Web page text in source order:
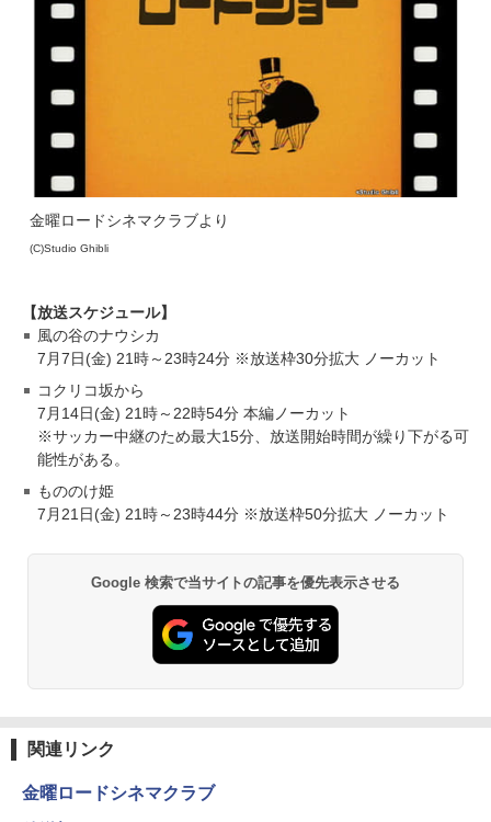
金曜ロードシネマクラブより
(C)Studio Ghibli
【放送スケジュール】
風の谷のナウシカ
7月7日(金) 21時～23時24分 ※放送枠30分拡大 ノーカット
コクリコ坂から
7月14日(金) 21時～22時54分 本編ノーカット
※サッカー中継のため最大15分、放送開始時間が繰り下がる可
能性がある。
もののけ姫
7月21日(金) 21時～23時44分 ※放送枠50分拡大 ノーカット
Google 検索で当サイトの記事を優先表示させる
関連リンク
金曜ロードシネマクラブ